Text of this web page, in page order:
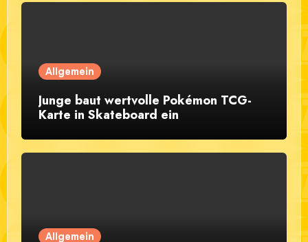
Allgemein
Junge baut wertvolle Pokémon TCG-
Karte in Skateboard ein
Allgemein